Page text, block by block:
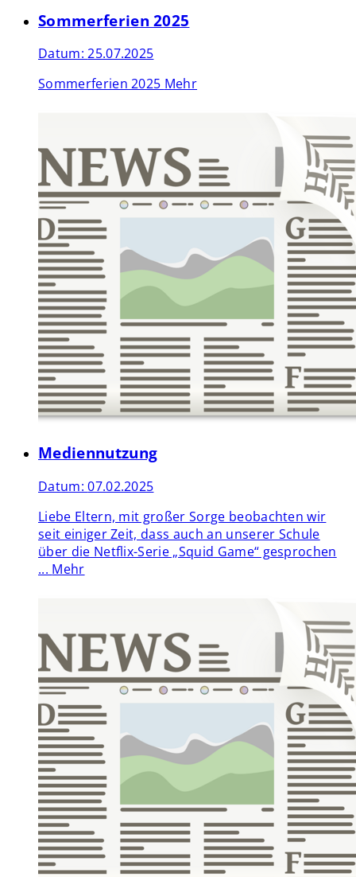
Sommerferien 2025
Datum:25.07.2025
Sommerferien 2025 Mehr
Mediennutzung
Datum:07.02.2025
Liebe Eltern, mit großer Sorge beobachten wir
seit einiger Zeit, dass auch an unserer Schule
über die Netflix-Serie „Squid Game“ gesprochen
... Mehr